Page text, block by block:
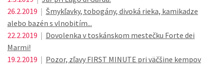
26.2.2019 | Šmykľavky, tobogány, divoká rieka, kamikadze
alebo bazén s vlnobitím...
22.2.2019 | Dovolenka v toskánskom mestečku Forte dei
Marmi!
19.2.2019 | Pozor, zľavy FIRST MINUTE pri väčšine kempov